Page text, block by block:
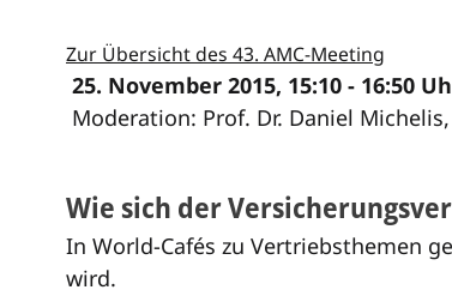
Zur Übersicht des 43. AMC-Meeting
25. November 2015, 15:10 - 16:50
Moderation: Prof. Dr. Daniel
Wie sich der
In World-Cafés zu Vertriebsthemen
wird.